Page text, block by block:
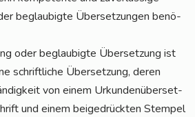
beglau­big­te Über­set­zun­gen benö­
oder beglau­big­te Über­set­zung ist
schrift­li­che Über­set­zung, deren
von einem Urkun­den­über­set­
und einem bei­gedrück­ten Stem­pel